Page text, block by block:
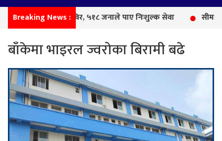
Breaking News :
बाँकेमा भाइरल ज्वरोका बिरामी बढे